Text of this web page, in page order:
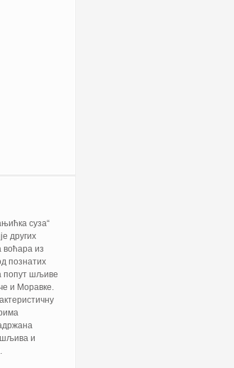
суза“
других
из
познатих
попут шљиве
и Моравке.
шљива и